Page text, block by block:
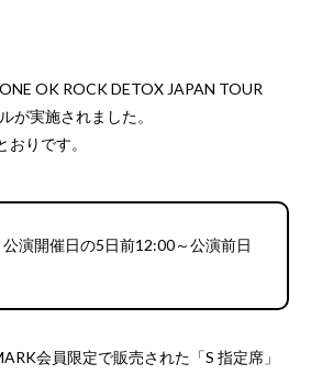
OK ROCK DETOX JAPAN TOUR
が実施されました。
おりです。
演開催日の5日前12:00～公演前日
会員限定で販売された「S 指定席」